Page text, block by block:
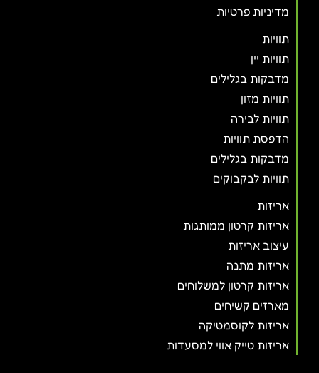
מדיניות פרטיות
תוויות
תוויות יין
מדבקות בגלילים
תוויות מזון
תוויות לבירה
הדפסת תוויות
מדבקות בגלילים
תוויות לבקבוקים
אריזות
אריזות קרטון ממותגות
עיצוב אריזות
אריזות מתנה
אריזות קרטון למשלוחים
מארזים קשיחים
אריזות לקוסמטיקה
אריזות טייק אווי למסעדות